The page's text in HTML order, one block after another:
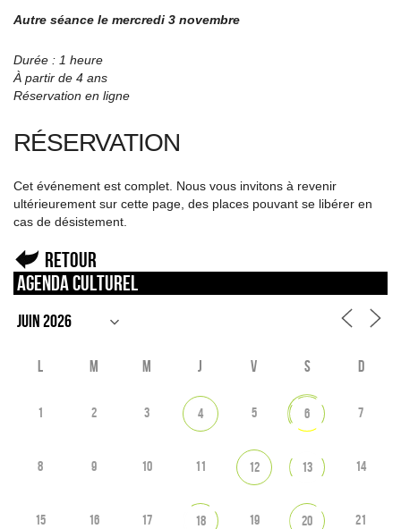
Autre séance le mercredi 3 novembre
Durée : 1 heure
À partir de 4 ans
Réservation en ligne
RÉSERVATION
Cet événement est complet. Nous vous invitons à revenir
ultérieurement sur cette page, des places pouvant se libérer en
cas de désistement.
Retour
Agenda culturel
L M M J V S D
1 2 3 4 5 6 7
8 9 10 11 12 13 14
15 16 17 18 19 20 21